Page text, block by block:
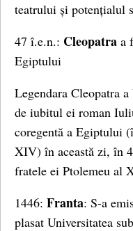
teatrului și potențialul
47 î.e.n.: Cleopatra a
Egiptului
Legendara Cleopatra
de iubitul ei roman
coregentă a Egiptului
XIV) în această zi, în
fratele ei Ptolemeu al
1446: Franta: S-a
plasat Universitatea